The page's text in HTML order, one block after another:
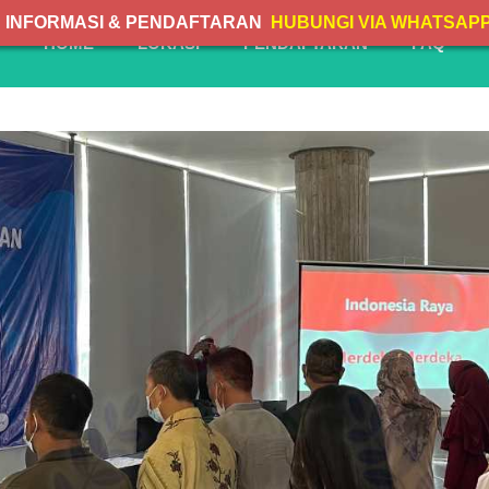
HOME LOKASI PENDAFTARAN FAQ
INFORMASI & PENDAFTARAN HUBUNGI VIA